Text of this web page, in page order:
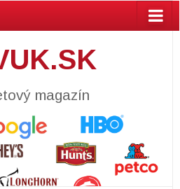
magazín